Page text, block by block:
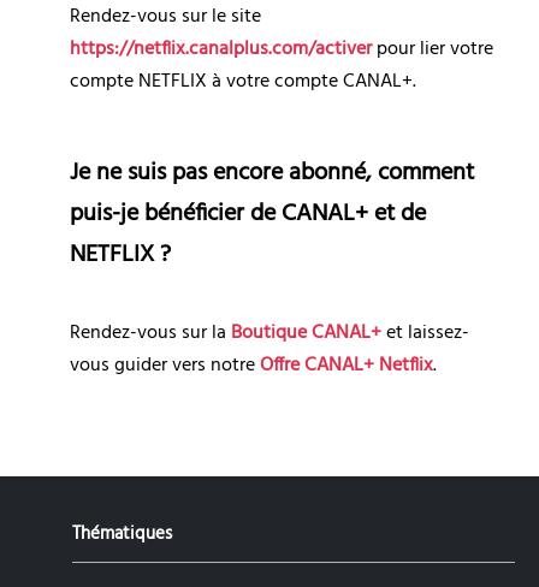
Rendez-vous sur le site
https://netflix.canalplus.com/activer pour lier votre
compte NETFLIX à votre compte CANAL+.
Je ne suis pas encore abonné, comment
puis-je bénéficier de CANAL+ et de
NETFLIX ?
Rendez-vous sur la Boutique CANAL+ et laissez-
vous guider vers notre Offre CANAL+ Netflix.
Thématiques